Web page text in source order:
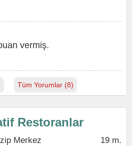
vermiş.
Tüm Yorumlar (8)
Restoranlar
Merkez 19 m.